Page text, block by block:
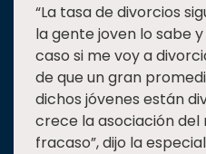
“La tasa de divorcios
la gente joven lo sabe
caso si me voy a
de que un gran
dichos jóvenes están
crece la asociación
fracaso”, dijo la